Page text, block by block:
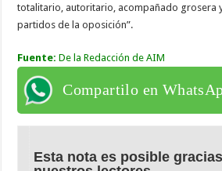
totalitario, autoritario, acompañado grosera
partidos de la oposición”.
Fuente: De la Redacción de AIM
Compartilo en
Esta nota es posible